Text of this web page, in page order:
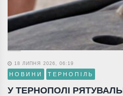
18 ЛИПНЯ 2026, 06:19
НОВИНИ ТЕРНОПІЛЬ
У ТЕРНОПОЛІ